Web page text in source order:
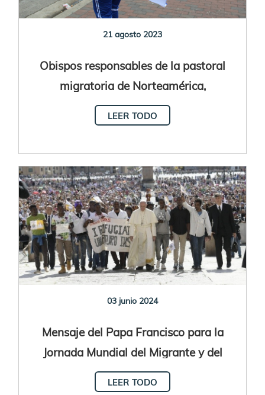
21 agosto 2023
Obispos responsables de la pastoral
migratoria de Norteamérica,
Centroamérica y el Caribe se reúnen en
El Salvador
LEER TODO
03 junio 2024
Mensaje del Papa Francisco para la
Jornada Mundial del Migrante y del
Refugiado 2024
LEER TODO